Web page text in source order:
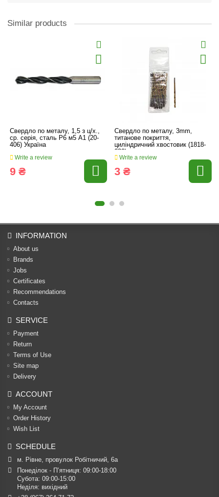
Similar products
Свердло по металу, 1,5 з ц/х.,
ср. серія, сталь Р6 м5 А1 (20-
406) Україна
Write a review
9 ₴
Свердло по металу, 3mm,
титанове покриття,
циліндричний хвостовик (1818-
030)
Write a review
3 ₴
INFORMATION
About us
Brands
Jobs
Certificates
Recommendations
Contacts
SERVICE
Payment
Return
Terms of Use
Site map
Delivery
ACCOUNT
My Account
Order History
Wish List
SCHEDULE
м. Рівне, провулок Робітничий, 6а
Понеділок - П’ятниця: 09:00-18:00
Субота: 09:00-15:00
Неділя: вихідний